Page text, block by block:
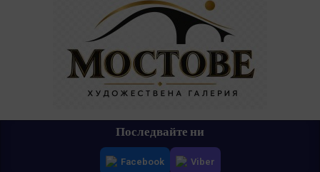
Последвайте ни
Facebook Viber